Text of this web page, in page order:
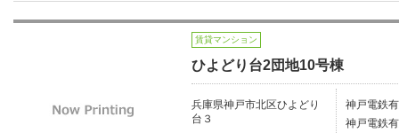
賃貸マンション
ひよどり台2団地10号棟
兵庫県神戸市北区ひよどり
台３
神戸電鉄
神戸電鉄